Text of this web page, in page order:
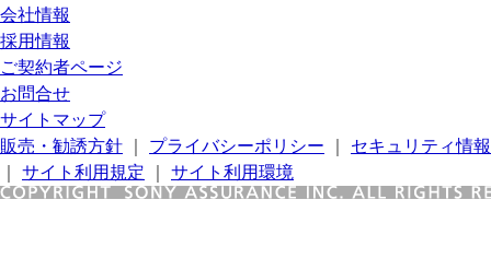
会社情報
採用情報
ご契約者ページ
お問合せ
サイトマップ
販売・勧誘方針
プライバシーポリシー
セキュリティ情報
サイト利用規定 サイト利用環境